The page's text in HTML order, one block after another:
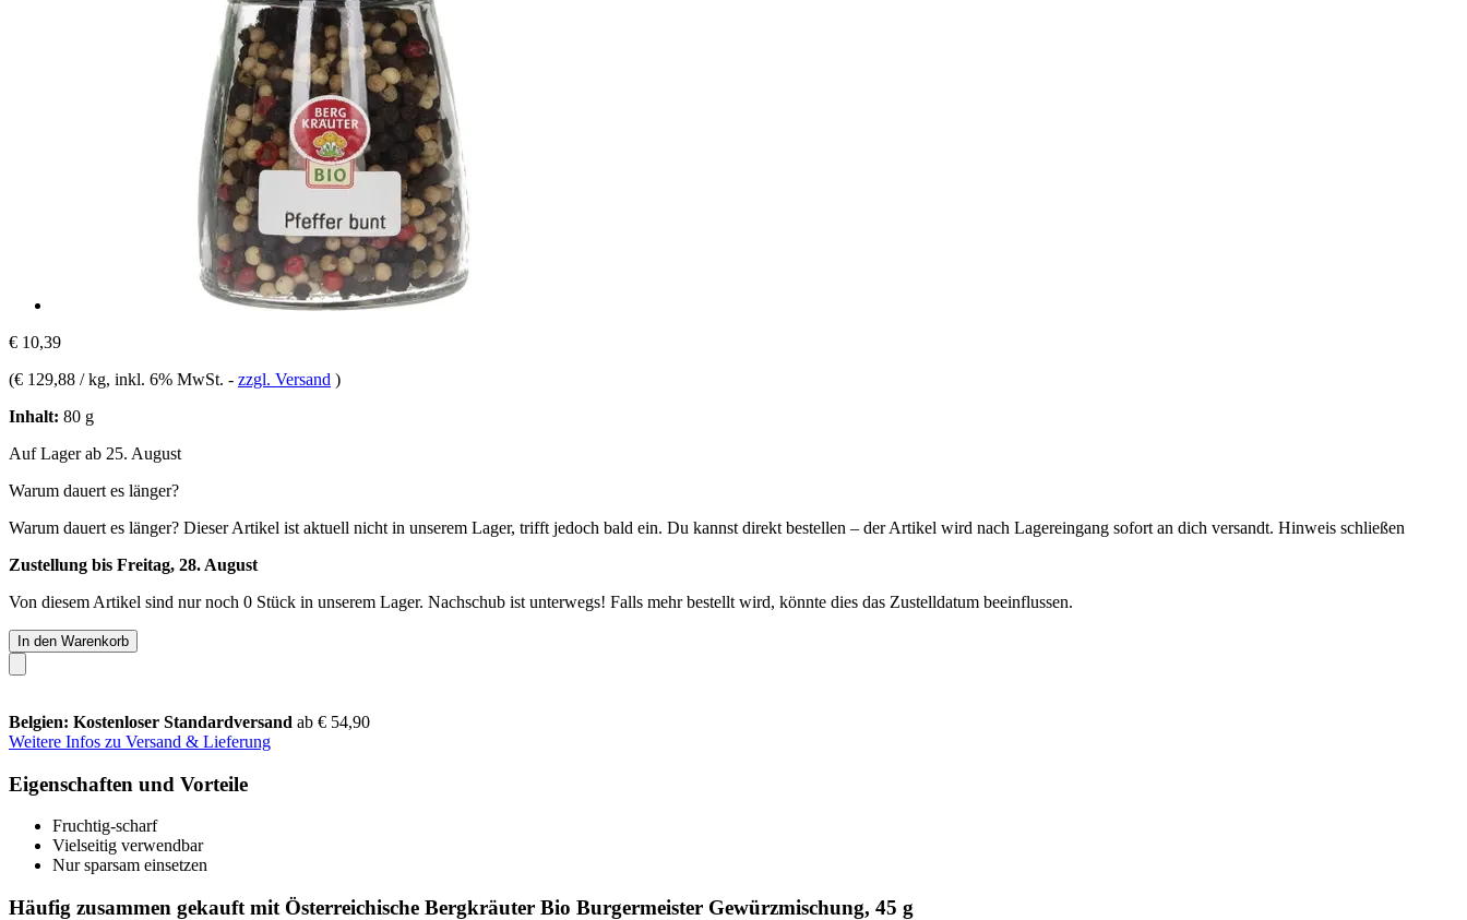
€ 10,39
(€ 129,88 / kg, inkl. 6% MwSt. - zzgl. Versand )
Inhalt: 80 g
Auf Lager ab 25. August
Warum dauert es länger?
Warum dauert es länger? Dieser Artikel ist aktuell nicht in unserem Lager, trifft jedoch bald ein. Du kannst direkt bestellen – der Artikel wird nach Lagereingang sofort an dich versandt. Hinweis schließen
Zustellung bis Freitag, 28. August
Von diesem Artikel sind nur noch 0 Stück in unserem Lager. Nachschub ist unterwegs! Falls mehr bestellt wird, könnte dies das Zustelldatum beeinflussen.
In den Warenkorb
Belgien: Kostenloser Standardversand ab € 54,90
Weitere Infos zu Versand & Lieferung
Eigenschaften und Vorteile
Fruchtig-scharf
Vielseitig verwendbar
Nur sparsam einsetzen
Häufig zusammen gekauft mit Österreichische Bergkräuter Bio Burgermeister Gewürzmischung, 45 g